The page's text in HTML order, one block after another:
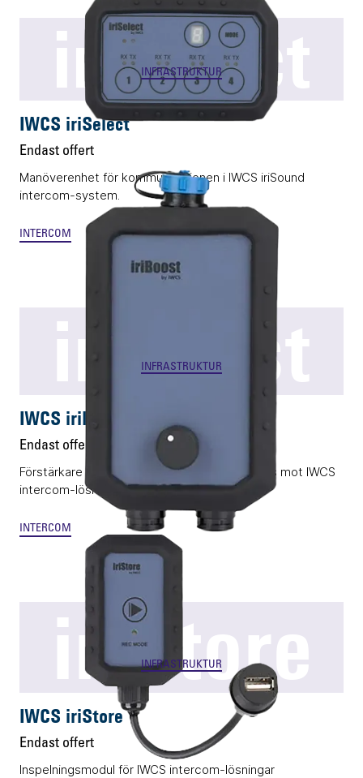
iriSelect
INFRASTRUKTUR
IWCS iriSelect
Endast offert
Manöverenhet för kommunikationen i IWCS iriSound
intercom-system.
INTERCOM
iriBoost
INFRASTRUKTUR
IWCS iriBoost
Endast offert
Förstärkare för PA-system som kan integreras mot IWCS
intercom-lösningar
INTERCOM
iriStore
INFRASTRUKTUR
IWCS iriStore
Endast offert
Inspelningsmodul för IWCS intercom-lösningar